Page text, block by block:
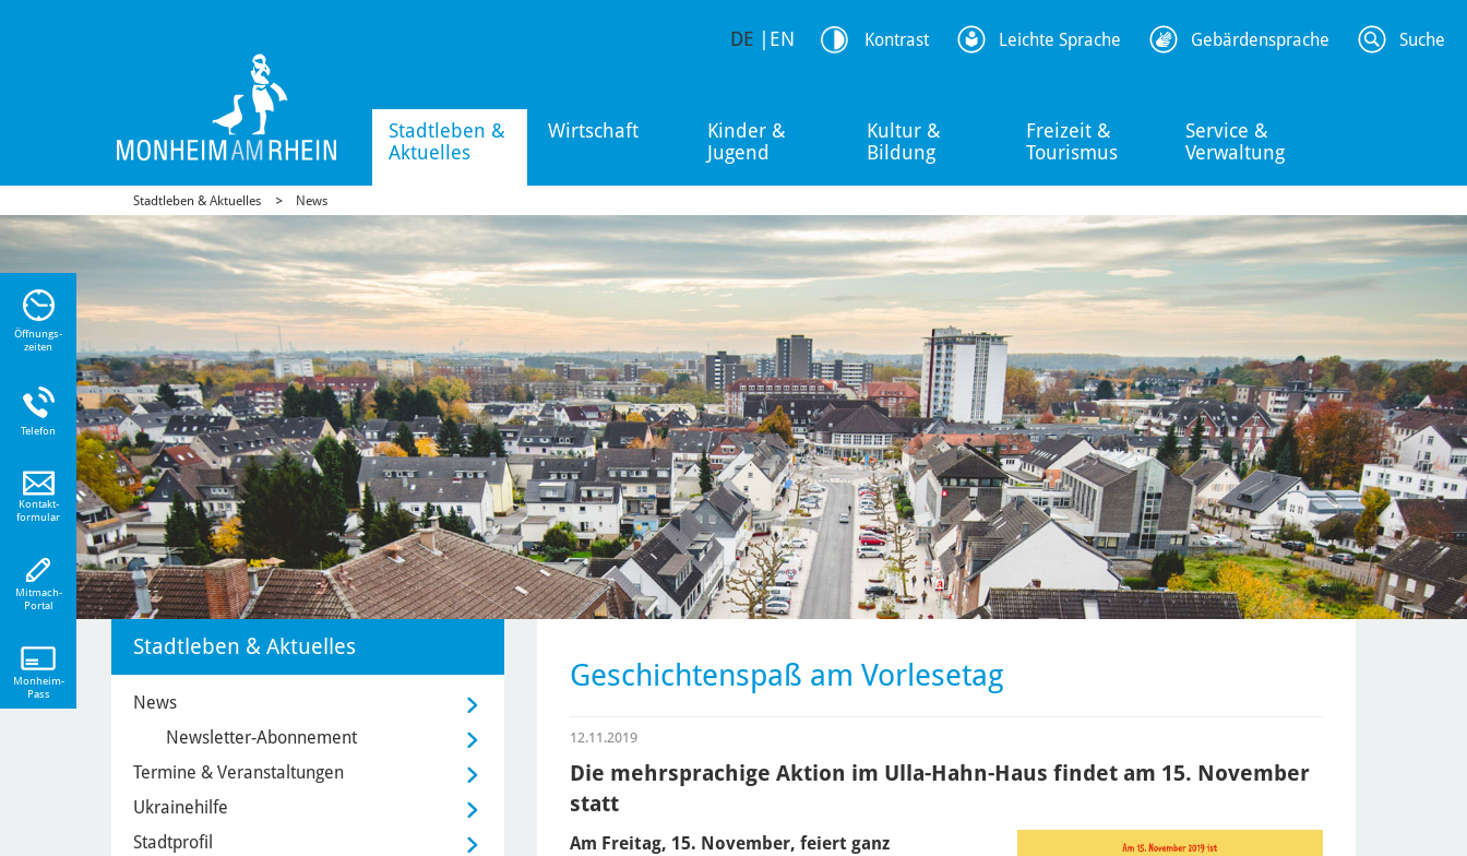
Stadtleben &
Aktuelles
Wirtschaft
Kinder &
Jugend
Kultur &
Bildung
Freizeit &
Tourismus
Service &
Verwaltung
DE EN Kontrast Leichte Sprache Gebärdensprache Suche
Stadtleben & Aktuelles News
Geschichtenspaß am Vorlesetag
12.11.2019
Die mehrsprachige Aktion im Ulla-Hahn-Haus findet am 15. November
statt
Am Freitag, 15. November, feiert ganz
Stadtleben & Aktuelles
News
Newsletter-Abonnement
Termine & Veranstaltungen
Ukrainehilfe
Stadtprofil
Öffnungs-
zeiten
Telefon
Kontakt-
formular
Mitmach-
Portal
Monheim-
Pass
Sie
zu